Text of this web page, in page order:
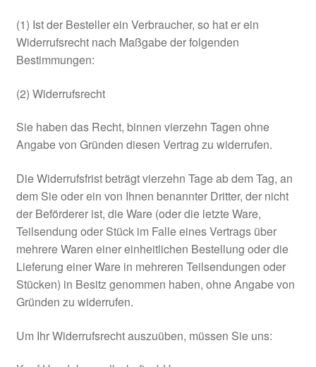
(1) Ist der Besteller ein Verbraucher, so hat er ein
Widerrufsrecht nach Maßgabe der folgenden
Bestimmungen:
(2) Widerrufsrecht
Sie haben das Recht, binnen vierzehn Tagen ohne
Angabe von Gründen diesen Vertrag zu widerrufen.
Die Widerrufsfrist beträgt vierzehn Tage ab dem Tag, an
dem Sie oder ein von Ihnen benannter Dritter, der nicht
der Beförderer ist, die Ware (oder die letzte Ware,
Teilsendung oder Stück im Falle eines Vertrags über
mehrere Waren einer einheitlichen Bestellung oder die
Lieferung einer Ware in mehreren Teilsendungen oder
Stücken) in Besitz genommen haben, ohne Angabe von
Gründen zu widerrufen.
Um Ihr Widerrufsrecht auszuüben, müssen Sie uns: